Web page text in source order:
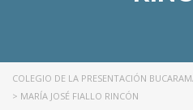
COLEGIO DE LA PRESENTACIÓN
> MARÍA JOSÉ FIALLO RINCÓN